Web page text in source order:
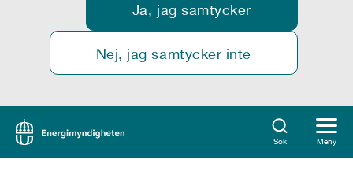
Ja, jag samtycker
Nej, jag samtycker inte
Sök Meny